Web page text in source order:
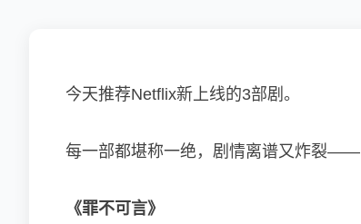
今天推荐Netflix新上线的3部剧。
每一部都堪称一绝，剧情离谱又炸裂——
《罪不可言》